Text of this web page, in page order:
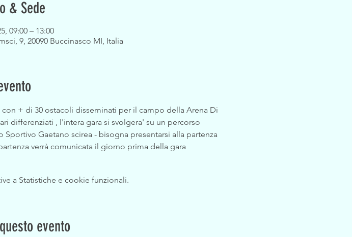
& Sede
09:00 – 13:00
9, 20090 Buccinasco MI, Italia
+ di 30 ostacoli disseminati per il campo della Arena Di
differenziati , l'intera gara si svolgera' su un percorso
Gaetano scirea - bisogna presentarsi alla partenza
verrà comunicata il giorno prima della gara
a Statistiche e cookie funzionali.
evento